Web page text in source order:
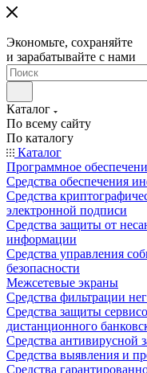
Экономьте, сохраняйте
и зарабатывайте с нами
Каталог
По всему сайту
По каталогу
Каталог
Программное
Средства обеспечения
Средства
электронной подписи
Средства защиты от
информации
Средства управления
безопасности
Межсетевые экраны
Средства фильтрации
Средства защиты
дистанционного
Средства антивирусной
Средства выявления и
Средства